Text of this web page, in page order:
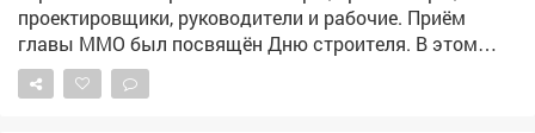
проектировщики, руководители и рабочие. Приём
главы ММО был посвящён Дню строителя. В этом
году профессиональному празднику исполняется 70
лет. И наш Междуреченск, который в прошлом году